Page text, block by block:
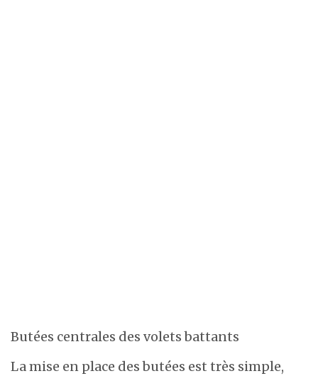
Butées centrales des volets battants
La mise en place des butées est très simple,